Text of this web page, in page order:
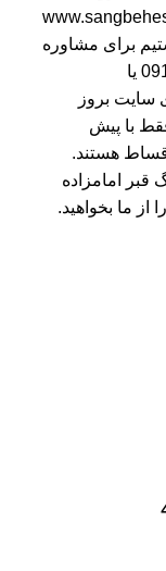
برای مشاوره
یا
سایت بروز
با پیش
قبر امامزاده
ما بخواهید.